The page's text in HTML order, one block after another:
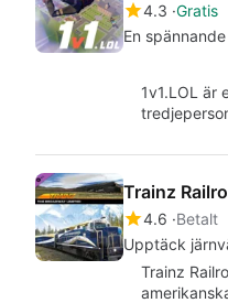
4.3 Gratis
En
1v1.LOL är
Trainz
4.6 Betalt
Upptäck
Trainz